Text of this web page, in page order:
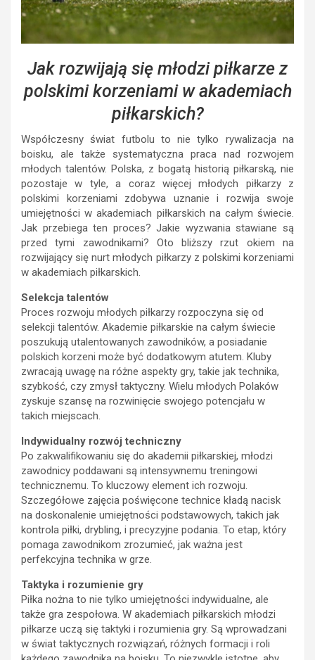
Jak rozwijają się młodzi piłkarze z
polskimi korzeniami w akademiach
piłkarskich?
Współczesny świat futbolu to nie tylko rywalizacja na
boisku, ale także systematyczna praca nad rozwojem
młodych talentów. Polska, z bogatą historią piłkarską, nie
pozostaje w tyle, a coraz więcej młodych piłkarzy z
polskimi korzeniami zdobywa uznanie i rozwija swoje
umiejętności w akademiach piłkarskich na całym świecie.
Jak przebiega ten proces? Jakie wyzwania stawiane są
przed tymi zawodnikami? Oto bliższy rzut okiem na
rozwijający się nurt młodych piłkarzy z polskimi korzeniami
w akademiach piłkarskich.
Selekcja talentów
Proces rozwoju młodych piłkarzy rozpoczyna się od
selekcji talentów. Akademie piłkarskie na całym świecie
poszukują utalentowanych zawodników, a posiadanie
polskich korzeni może być dodatkowym atutem. Kluby
zwracają uwagę na różne aspekty gry, takie jak technika,
szybkość, czy zmysł taktyczny. Wielu młodych Polaków
zyskuje szansę na rozwinięcie swojego potencjału w
takich miejscach.
Indywidualny rozwój techniczny
Po zakwalifikowaniu się do akademii piłkarskiej, młodzi
zawodnicy poddawani są intensywnemu treningowi
technicznemu. To kluczowy element ich rozwoju.
Szczegółowe zajęcia poświęcone technice kładą nacisk
na doskonalenie umiejętności podstawowych, takich jak
kontrola piłki, drybling, i precyzyjne podania. To etap, który
pomaga zawodnikom zrozumieć, jak ważna jest
perfekcyjna technika w grze.
Taktyka i rozumienie gry
Piłka nożna to nie tylko umiejętności indywidualne, ale
także gra zespołowa. W akademiach piłkarskich młodzi
piłkarze uczą się taktyki i rozumienia gry. Są wprowadzani
w świat taktycznych rozwiązań, różnych formacji i roli